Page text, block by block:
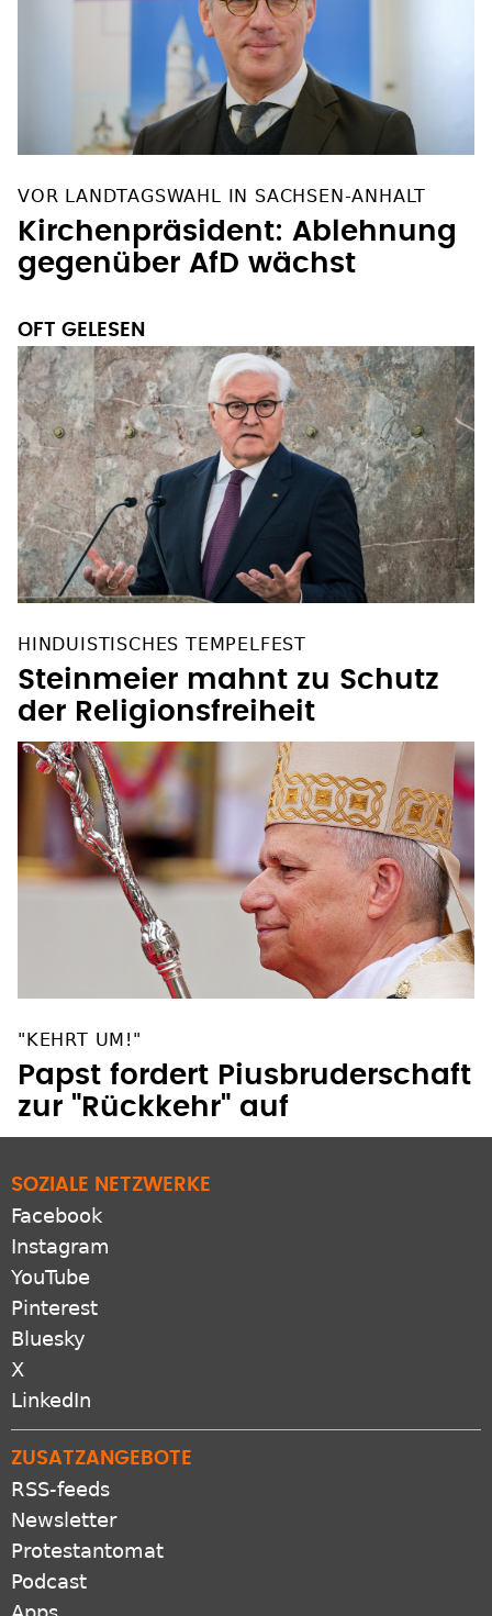
VOR LANDTAGSWAHL IN SACHSEN-ANHALT
Kirchenpräsident: Ablehnung
gegenüber AfD wächst
OFT GELESEN
HINDUISTISCHES TEMPELFEST
Steinmeier mahnt zu Schutz
der Religionsfreiheit
"KEHRT UM!"
Papst fordert Piusbruderschaft
SOZIALE NETZWERKE
Facebook
Instagram
YouTube
Pinterest
Bluesky
X
ZUSATZANGEBOTE
RSS-feeds
Newsletter
Protestantomat
Podcast